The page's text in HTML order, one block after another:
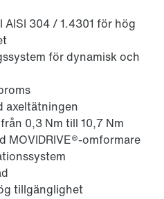
304 / 1.4301 för hög
för dynamisk och
axeltätningen
0,3 Nm till 10,7 Nm
MOVIDRIVE®-omformare
tillgänglighet